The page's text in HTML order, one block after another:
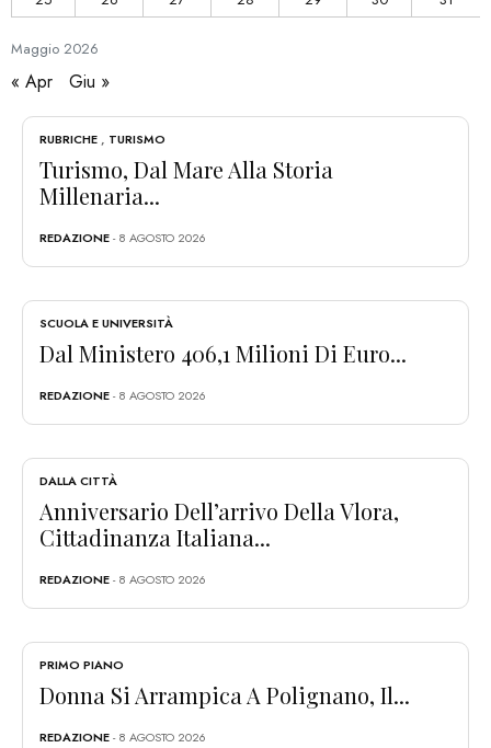
Maggio 2026
« Apr Giu »
RUBRICHE, TURISMO
Turismo, Dal Mare Alla Storia
Millenaria...
REDAZIONE- 8 AGOSTO 2026
SCUOLA E UNIVERSITÀ
Dal Ministero 406,1 Milioni Di Euro...
REDAZIONE- 8 AGOSTO 2026
DALLA CITTÀ
Anniversario Dell’arrivo Della Vlora,
Cittadinanza Italiana...
REDAZIONE- 8 AGOSTO 2026
PRIMO PIANO
Donna Si Arrampica A Polignano, Il...
REDAZIONE- 8 AGOSTO 2026